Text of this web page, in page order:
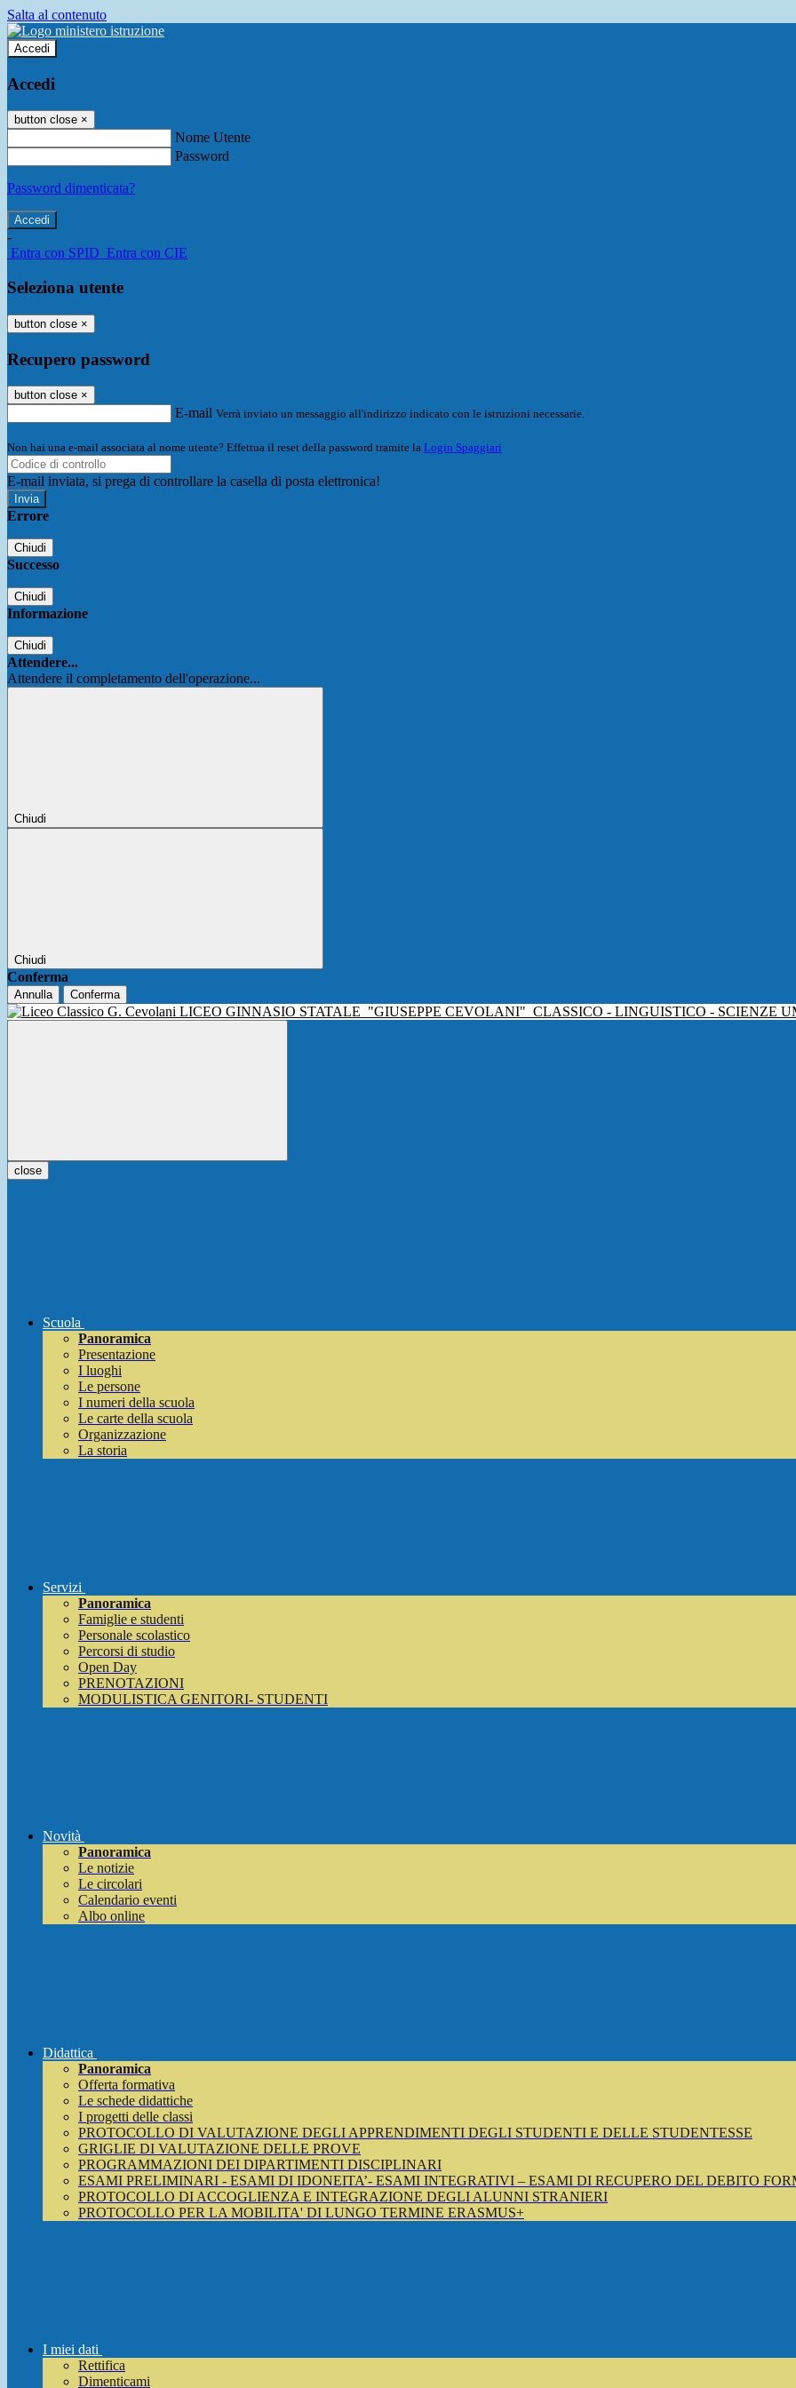
Salta al contenuto
Accedi
Accedi
button close ×
Nome Utente
Password
Password dimenticata?
-
Entra con SPID Entra con CIE
Seleziona utente
button close ×
Recupero password
button close ×
E-mail Verrà inviato un messaggio all'indirizzo indicato con le istruzioni necessarie.
Non hai una e-mail associata al nome utente? Effettua il reset della password tramite la Login Spaggiari
E-mail inviata, si prega di controllare la casella di posta elettronica!
Errore
Chiudi
Successo
Chiudi
Informazione
Chiudi
Attendere...
Attendere il completamento dell'operazione...
Chiudi
Chiudi
Conferma
Annulla Conferma
LICEO GINNASIO STATALE "GIUSEPPE CEVOLANI" CLASSICO - LINGUISTICO - SCIENZE
close
Scuola
Panoramica
Presentazione
I luoghi
Le persone
I numeri della scuola
Le carte della scuola
Organizzazione
La storia
Servizi
Panoramica
Famiglie e studenti
Personale scolastico
Percorsi di studio
Open Day
PRENOTAZIONI
MODULISTICA GENITORI- STUDENTI
Novità
Panoramica
Le notizie
Le circolari
Calendario eventi
Albo online
Didattica
Panoramica
Offerta formativa
Le schede didattiche
I progetti delle classi
PROTOCOLLO DI VALUTAZIONE DEGLI APPRENDIMENTI DEGLI STUDENTI E DELLE STUDENTESSE
GRIGLIE DI VALUTAZIONE DELLE PROVE
PROGRAMMAZIONI DEI DIPARTIMENTI DISCIPLINARI
ESAMI PRELIMINARI - ESAMI DI IDONEITA’- ESAMI INTEGRATIVI – ESAMI DI RECUPERO DEL DEBITO
PROTOCOLLO DI ACCOGLIENZA E INTEGRAZIONE DEGLI ALUNNI STRANIERI
PROTOCOLLO PER LA MOBILITA' DI LUNGO TERMINE ERASMUS+
I miei dati
Rettifica
Dimenticami